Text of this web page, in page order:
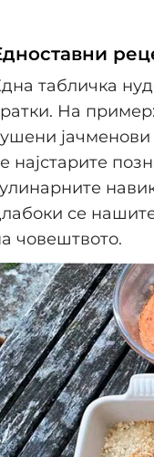
табличка
На
најстарите
се
човештвото.